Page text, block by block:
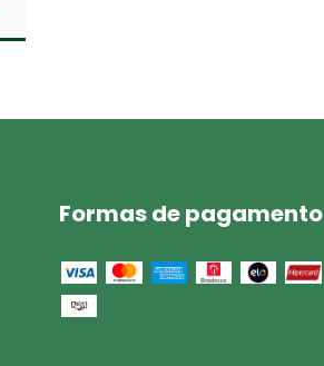
Formas de pagamento